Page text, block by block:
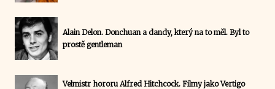
Alain Delon. Donchuan a dandy, který na to měl. Byl to
prostě gentleman
Velmistr hororu Alfred Hitchcock. Filmy jako Vertigo